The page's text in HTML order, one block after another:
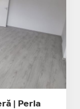
| Perla